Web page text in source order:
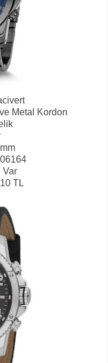
Metal Kordon
Var
TL